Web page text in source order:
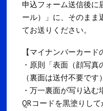
申込フォーム送信後に
ール）」に、そのまま
てお送りください。
【マイナンバーカード
・原則「表面（顔写
（裏面は送付不要です）
・万一裏面が写り込
QRコードを黒塗りし